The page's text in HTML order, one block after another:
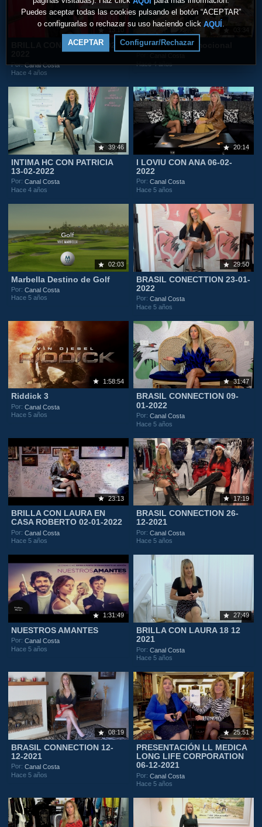
Puedes aceptar todas las cookies pulsando el botón “ACEPTAR”
o configurarlas o rechazar su uso haciendo click AQUÍ .
ACEPTAR Configurar/Rechazar
BRILLA CON LAURA 20-02-
Por:Canal Costa
Hace 4 años
Fuengirola Promocional
Hace 4 años
39:46
INTIMA HC CON PATRICIA
13-02-2022
Por:Canal Costa
Hace 4 años
20:14
I LOVIU CON ANA 06-02-
2022
Por:Canal Costa
Hace 5 años
02:03
Marbella Destino de Golf
Por:Canal Costa
Hace 5 años
29:50
BRASIL CONECTTION 23-01-
2022
Por:Canal Costa
Hace 5 años
1:58:54
Riddick 3
Por:Canal Costa
Hace 5 años
31:47
BRASIL CONNECTION 09-
01-2022
Por:Canal Costa
Hace 5 años
23:13
BRILLA CON LAURA EN
CASA ROBERTO 02-01-2022
Por:Canal Costa
Hace 5 años
17:19
BRASIL CONNECTION 26-
12-2021
Por:Canal Costa
Hace 5 años
1:31:49
NUESTROS AMANTES
Por:Canal Costa
Hace 5 años
27:49
BRILLA CON LAURA 18 12
2021
Por:Canal Costa
Hace 5 años
08:19
BRASIL CONNECTION 12-
12-2021
Por:Canal Costa
Hace 5 años
25:51
PRESENTACIÓN LL MEDICA
LONG LIFE CORPORATION
06-12-2021
Por:Canal Costa
Hace 5 años